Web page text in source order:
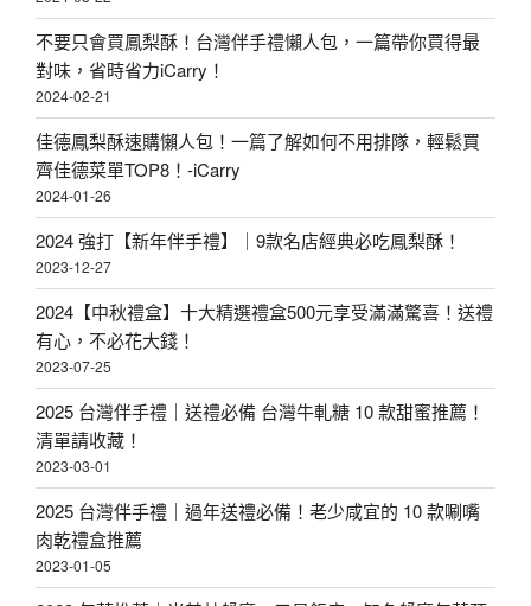
不要只會買鳳梨酥！台灣伴手禮懶人包，一篇帶你買得最
對味，省時省力iCarry！
2024-02-21
佳德鳳梨酥速購懶人包！一篇了解如何不用排隊，輕鬆買
齊佳德菜單TOP8！-iCarry
2024-01-26
2024 強打【新年伴手禮】｜9款名店經典必吃鳳梨酥！
2023-12-27
2024【中秋禮盒】十大精選禮盒500元享受滿滿驚喜！送禮
有心，不必花大錢！
2023-07-25
2025 台灣伴手禮｜送禮必備 台灣牛軋糖 10 款甜蜜推薦！
清單請收藏！
2023-03-01
2025 台灣伴手禮｜過年送禮必備！老少咸宜的 10 款唰嘴
肉乾禮盒推薦
2023-01-05